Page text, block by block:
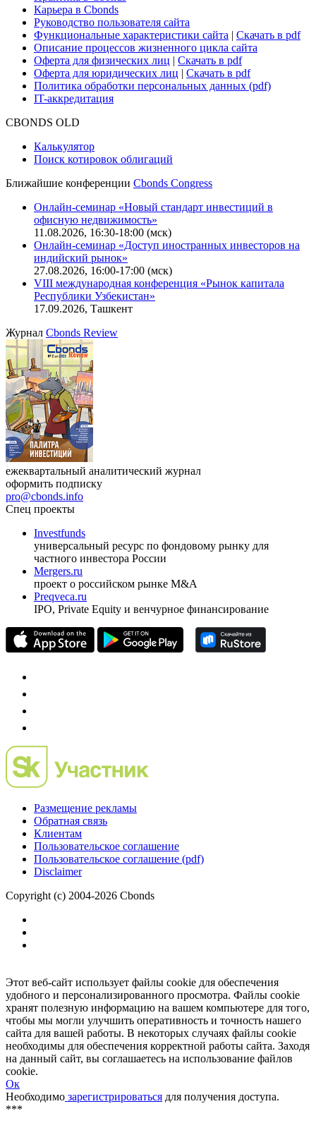
Для клиентов
О нас
Безопасность проведения платежей
Практика в Cbonds
Карьера в Cbonds
Руководство пользователя сайта
Функциональные характеристики сайта|Скачать в pdf
Описание процессов жизненного цикла сайта
Оферта для физических лиц
Оферта для юридических лиц
IT-аккредитация
Поиск котировок облигаций
Ближайшие конференцииCbonds Congress
Онлайн-семинар «Новый стандарт инвестиций в
офисную недвижимость»
11.08.2026, 16:30-18:00 (мск)
Онлайн-семинар «Доступ иностранных инвесторов на
индийский рынок»
VIII международная конференция «Рынок капитала
Республики Узбекистан»
17.09.2026, Ташкент
ЖурналCbonds Review
ежеквартальный аналитический журнал
оформить подписку
pro@cbonds.info
Спец проекты
Investfunds
универсальный ресурс по фондовому рынку для
частного инвестора России
проект о российском рынке M&A
Preqveca.ru
Размещение рекламы
Обратная связь
Пользовательское соглашение
Copyright (c) 2004-2026 Cbonds
Этот веб-сайт использует файлы cookie для обеспечения
удобного и персонализированного просмотра. Файлы cookie
хранят полезную информацию на вашем компьютере для того,
чтобы мы могли улучшить оперативность и точность нашего
сайта для вашей работы. В некоторых случаях файлы cookie
необходимы для обеспечения корректной работы сайта. Заходя
на данный сайт, вы соглашаетесь на использование файлов